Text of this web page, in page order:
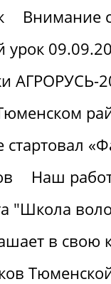
Внимание
урок
АГРОРУСЬ-
стартовал
Наш
"Школа
в свою